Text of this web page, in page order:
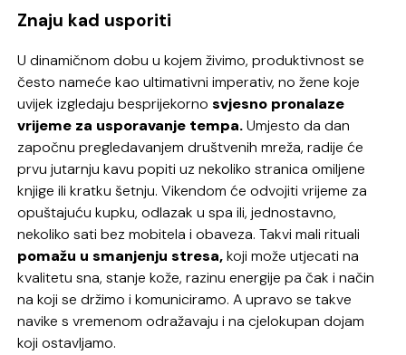
Znaju kad usporiti
U dinamičnom dobu u kojem živimo, produktivnost se
često nameće kao ultimativni imperativ, no žene koje
uvijek izgledaju besprijekorno svjesno pronalaze
vrijeme za usporavanje tempa.Umjesto da dan
započnu pregledavanjem društvenih mreža, radije će
prvu jutarnju kavu popiti uz nekoliko stranica omiljene
knjige ili kratku šetnju. Vikendom će odvojiti vrijeme za
opuštajuću kupku, odlazak u spa ili, jednostavno,
nekoliko sati bez mobitela i obaveza. Takvi mali rituali
pomažu u smanjenju stresa,koji može utjecati na
kvalitetu sna, stanje kože, razinu energije pa čak i način
na koji se držimo i komuniciramo. A upravo se takve
navike s vremenom odražavaju i na cjelokupan dojam
koji ostavljamo.